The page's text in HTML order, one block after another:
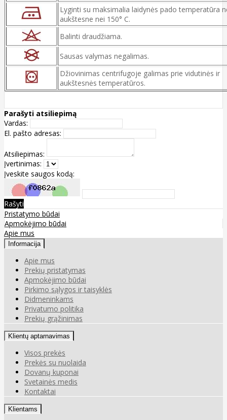
Lyginti su maksimalia laidynės pado temperatūra
aukštesne nei 150° C.
Balinti draudžiama.
Sausas valymas negalimas.
Džiovinimas centrifugoje galimas prie vidutinės ir
aukštesnės temperatūros.
Parašyti atsiliepimą
Vardas:
El. pašto adresas:
Atsiliepimas:
Įvertinimas:
Įveskite saugos kodą:
Rašyti
Pristatymo būdai
Apmokėjimo būdai
Apie mus
Informacija
Apie mus
Prekių pristatymas
Apmokėjimo būdai
Pirkimo sąlygos ir taisyklės
Didmeninkams
Privatumo politika
Prekių grąžinimas
Klientų aptarnavimas
Visos prekės
Prekės su nuolaida
Dovanų kuponai
Svetainės medis
Kontaktai
Klientams